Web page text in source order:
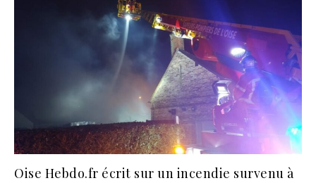
Oise Hebdo.fr écrit sur un incendie survenu à